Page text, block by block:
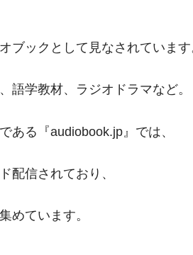
ブックとして見なされています
語学教材、ラジオドラマなど。
ある『audiobook.jp』では、
配信されており、
めています。